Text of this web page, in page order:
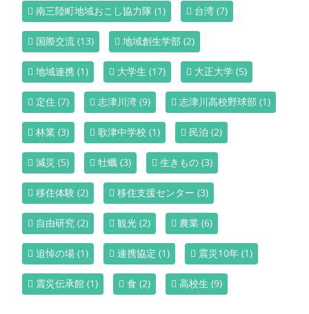
南三陸町地域おこし協力隊 (1) 台湾 (7)
国際交流 (13) 地域創生学部 (2)
地域連携 (1) 大学生 (17) 大正大学 (5)
定住 (7) 志津川湾 (9) 志津川高校野球部 (1)
林業 (3) 歌津中学校 (1) 民泊 (2)
減災 (5) 牡蠣 (3) 生きもの (3)
移住体験 (2) 移住支援センター (3)
自由研究 (2) 観光 (2) 農業 (6)
追悼の場 (1) 連携協定 (1) 震災10年 (1)
震災伝承館 (1) 食 (2) 高校生 (9)